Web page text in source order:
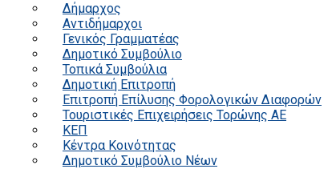
Δήμαρχος
Αντιδήμαρχοι
Γενικός Γραμματέας
Δημοτικό Συμβούλιο
Τοπικά Συμβούλια
Δημοτική Επιτροπή
Επιτροπή Επίλυσης Φορολογικών Διαφορών
Τουριστικές Επιχειρήσεις Τορώνης ΑΕ
ΚΕΠ
Κέντρα Κοινότητας
Δημοτικό Συμβούλιο Νέων